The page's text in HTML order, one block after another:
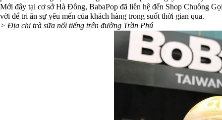
Mới đây tại cơ sở Hà Đông, BabaPop đã liên hệ đến Shop Chuông
vời để tri ân sự yêu mến của khách hàng trong suốt thời gian qua.
> Địa chỉ trà sữa nổi tiếng trên đường Trần Phú